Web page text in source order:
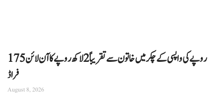
175 روپے کی واپسی کے چکر میں خاتون سے تقریباً 2 لاکھ روپے کا آن لائن
فراڈ
August 8, 2026